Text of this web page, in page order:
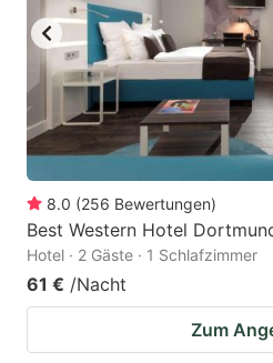
8.0 (256 Bewertungen)
Best Western Hotel
Hotel · 2 Gäste · 1 Schlafzimmer
61 € /Nacht
Zum